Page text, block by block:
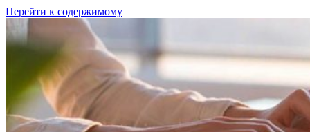
Перейти к содержимому